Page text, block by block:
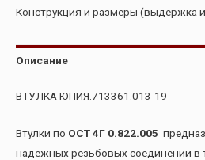
Конструкция и размеры (выдержка
Описание
ВТУЛКА ЮПИЯ.713361.013-19
Втулки по ОСТ 4Г 0.822.005
надежных резьбовых соединений в